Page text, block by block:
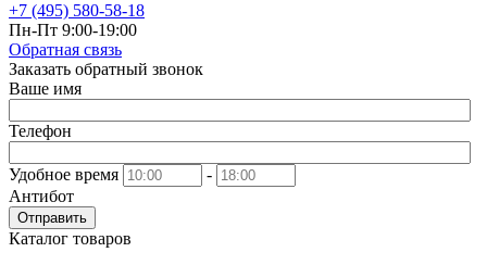
+7 (495) 580-58-18
Пн-Пт 9:00-19:00
Обратная связь
Заказать обратный звонок
Ваше имя
Телефон
Удобное время
-
Антибот
Отправить
Каталог товаров